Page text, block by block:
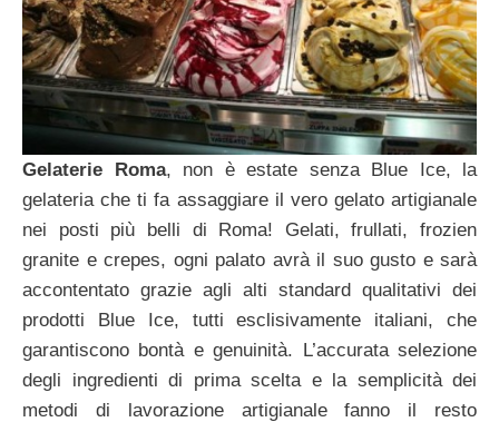
Gelaterie Roma, non è estate senza Blue Ice, la
gelateria che ti fa assaggiare il vero gelato artigianale
nei posti più belli di Roma! Gelati, frullati, frozien
granite e crepes, ogni palato avrà il suo gusto e sarà
accontentato grazie agli alti standard qualitativi dei
prodotti Blue Ice, tutti esclisivamente italiani, che
garantiscono bontà e genuinità. L’accurata selezione
degli ingredienti di prima scelta e la semplicità dei
metodi di lavorazione artigianale fanno il resto